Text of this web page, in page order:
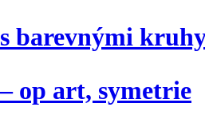
barevnými
op art, symetrie